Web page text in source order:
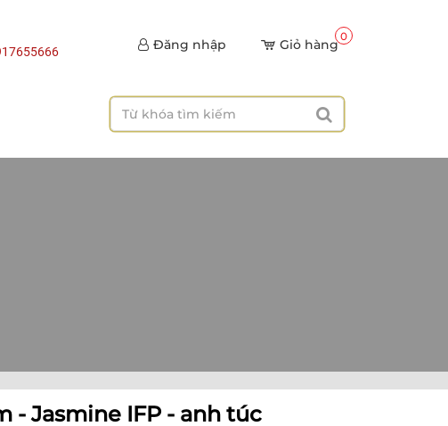
Giỏ hàng
0
Đăng nhập
- Jasmine IFP - anh túc